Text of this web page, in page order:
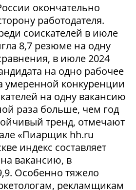
окончательно
работодателя.
соискателей в июле
8,7 резюме на одну
в июле 2024
на одно рабочее
умеренной конкуренции
на одну вакансию
раза больше, чем год
тренд, отмечают
«Пиарщик hh.ru
индекс составляет
вакансию, в
Особенно тяжело
рекламщикам